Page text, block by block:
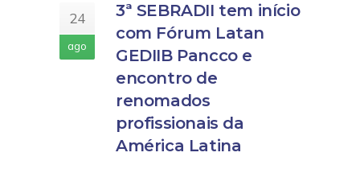
24
ago
3ª SEBRADII tem início
com Fórum Latan
GEDIIB Pancco e
encontro de
renomados
profissionais da
América Latina